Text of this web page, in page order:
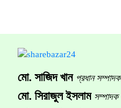
মো. সাজিদ খান প্রধান সম্পাদক
মো. সিরাজুল ইসলাম সম্পাদক